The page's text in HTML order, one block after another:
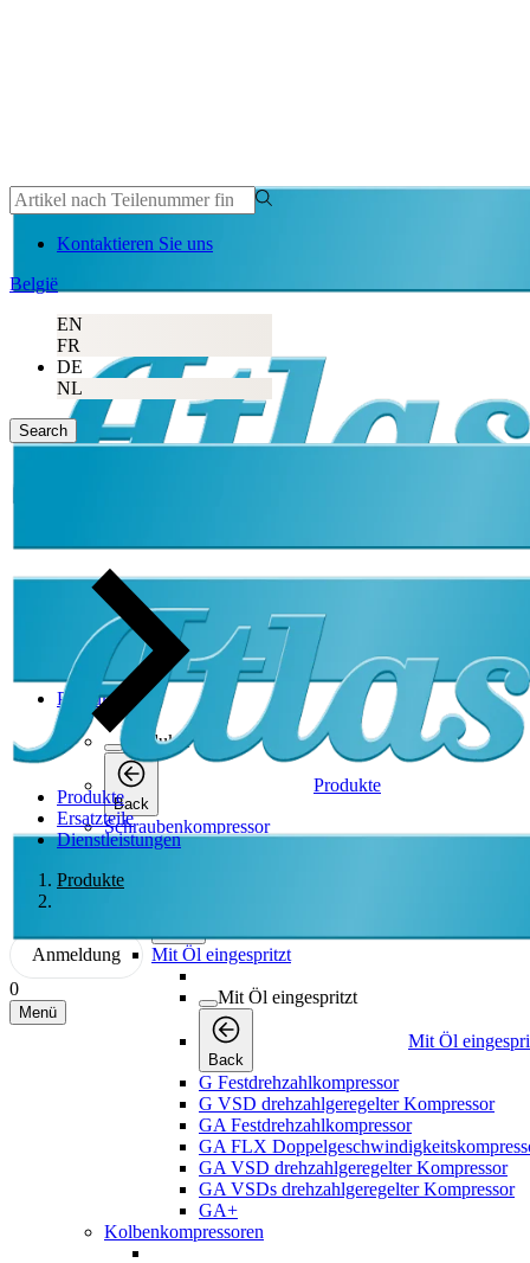
Kontaktieren Sie uns
België
EN
FR
DE
NL
Search
Produkte
Ersatzteile
Dienstleistungen
Produkte
Anmeldung
0
Menü
Produkte
Produkte
Back
Produkte
Schraubenkompressor
Back
Mit Öl eingespritzt
Mit Öl eingespritzt
Back
Mit Öl
G Festdrehzahlkompressor
G VSD drehzahlgeregelter Kompressor
GA Festdrehzahlkompressor
GA FLX
GA VSD drehzahlgeregelter Kompressor
GA VSDs drehzahlgeregelter Kompressor
GA+
Kolbenkompressoren